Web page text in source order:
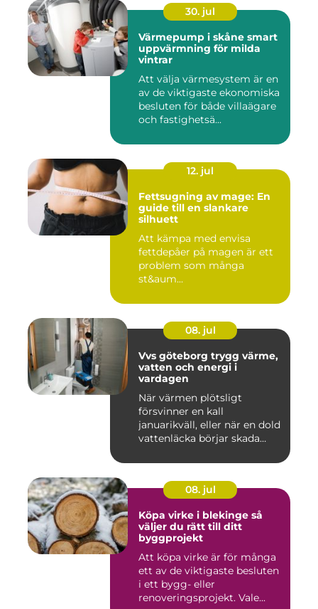
30. jul
Värmepump i skåne smart
uppvärmning för milda
vintrar
Att välja värmesystem är en
av de viktigaste ekonomiska
besluten för både villaägare
och fastighetsä...
12. jul
Fettsugning av mage: En
guide till en slankare
silhuett
Att kämpa med envisa
fettdepåer på magen är ett
problem som många
st&aum...
08. jul
Vvs göteborg trygg värme,
vatten och energi i
vardagen
När värmen plötsligt
försvinner en kall
januarikväll, eller när en dold
vattenläcka börjar skada
08. jul
Köpa virke i blekinge så
väljer du rätt till ditt
byggprojekt
Att köpa virke är för många
ett av de viktigaste besluten
i ett bygg- eller
renoveringsprojekt. Vale...